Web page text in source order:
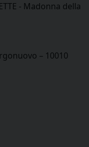
- Madonna della
– 10010